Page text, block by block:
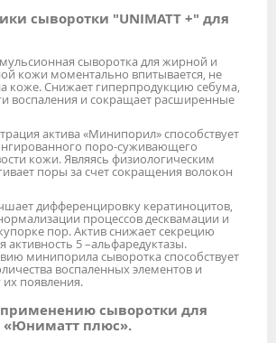
сыворотки "UNIMATT +" для
сыворотка для жирной и
кожи моментально впитывается, не
коже. Снижает гиперпродукцию себума,
воспаления и сокращает расширенные
актива «Минипорил» способствует
поро-суживающего
кожи. Являясь физиологическим
поры за счет сокращения волокон
дифференцировку кератиноцитов,
процессов десквамации и
пор. Актив снижает секрецию
активность 5 –альфаредуктазы.
минипорила сыворотка способствует
воспаленных элементов и
их появления.
сыворотки для
«Юниматт плюс».